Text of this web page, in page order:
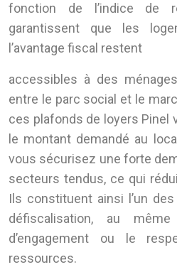
fonction de l’indice de
garantissent que les
l’avantage fiscal restent
accessibles à des
entre le parc social et le
ces plafonds de loyers Pinel
le montant demandé au
vous sécurisez une forte
secteurs tendus, ce qui
Ils constituent ainsi l’un
défiscalisation, au
d’engagement ou le
ressources.